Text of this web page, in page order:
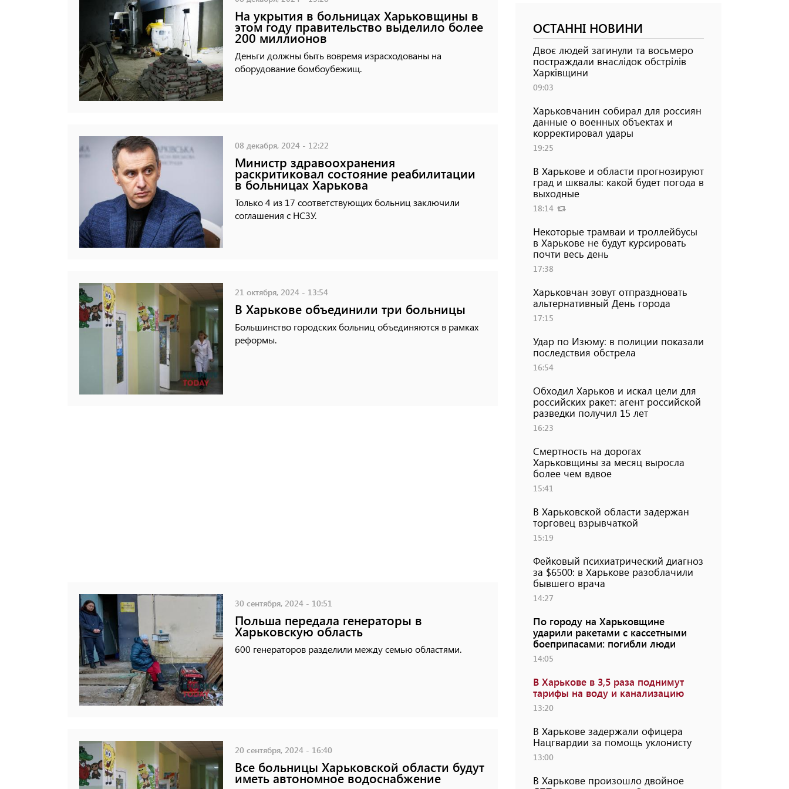
На укрытия в больницах Харьковщины в
этом году правительство выделило более
200 миллионов
Деньги должны быть вовремя израсходованы на
оборудование бомбоубежищ.
08 декабря, 2024 - 12:22
Министр здравоохранения
раскритиковал состояние реабилитации
в больницах Харькова
Только 4 из 17 соответствующих больниц заключили
соглашения с НСЗУ.
21 октября, 2024 - 13:54
В Харькове объединили три больницы
Большинство городских больниц объединяются в рамках
реформы.
30 сентября, 2024 - 10:51
Польша передала генераторы в
Харьковскую область
600 генераторов разделили между семью областями.
20 сентября, 2024 - 16:40
Все больницы Харьковской области будут
иметь автономное водоснабжение
ОСТАННІ НОВИНИ
Двоє людей загинули та восьмеро
постраждали внаслідок обстрілів
Харківщини
09:03
Харьковчанин собирал для россиян
данные о военных объектах и ​​
корректировал удары
19:25
В Харькове и области прогнозируют
град и шквалы: какой будет погода в
выходные
18:14
Некоторые трамваи и троллейбусы
в Харькове не будут курсировать
почти весь день
17:38
Харьковчан зовут отпраздновать
альтернативный День города
17:15
Удар по Изюму: в полиции показали
последствия обстрела
16:54
Обходил Харьков и искал цели для
российских ракет: агент российской
разведки получил 15 лет
16:23
Смертность на дорогах
Харьковщины за месяц выросла
более чем вдвое
15:41
В Харьковской области задержан
торговец взрывчаткой
15:19
Фейковый психиатрический диагноз
за $6500: в Харькове разоблачили
бывшего врача
14:27
По городу на Харьковщине
ударили ракетами с кассетными
боеприпасами: погибли люди
14:05
В Харькове в 3,5 раза поднимут
тарифы на воду и канализацию
13:20
В Харькове задержали офицера
Нацгвардии за помощь уклонисту
13:00
В Харькове произошло двойное